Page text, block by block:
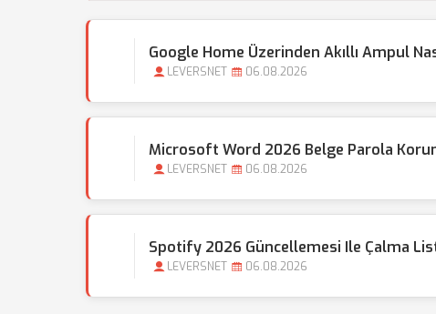
Google Home Üzerinden Akıllı Ampul
LEVERSNET 06.08.2026
Microsoft Word 2026 Belge Parola
LEVERSNET 06.08.2026
Spotify 2026 Güncellemesi Ile Çalma
LEVERSNET 06.08.2026